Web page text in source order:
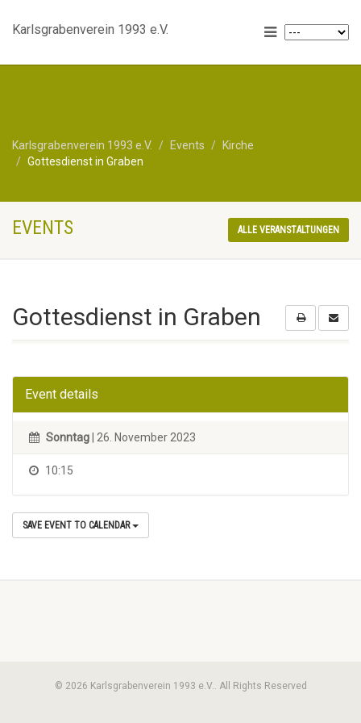
Karlsgrabenverein 1993 e.V.
Karlsgrabenverein 1993 e.V. Events
Kirche
Gottesdienst in Graben
EVENTS ALLE VERANSTALTUNGEN
Gottesdienst in Graben
Event details
Sonntag | 26. November 2023
10:15
SAVE EVENT TO CALENDAR
© 2026 Karlsgrabenverein 1993 e.V.. All Rights Reserved